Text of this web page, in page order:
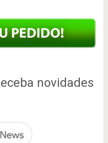
novidades